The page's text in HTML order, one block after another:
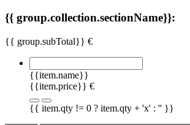
{{ group.collection.sectionName}}:
{{ group.subTotal}} €
{{item.name}}
{{item.price}} €
{{ item.qty != 0 ? item.qty + 'x' : '' }}